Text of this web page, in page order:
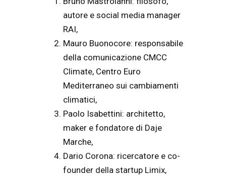
autore e social media manager
RAI,
Mauro Buonocore: responsabile
della comunicazione CMCC
Climate, Centro Euro
Mediterraneo sui cambiamenti
climatici,
Paolo Isabettini: architetto,
maker e fondatore di Daje
Marche,
Dario Corona: ricercatore e co-
founder della startup Limix,